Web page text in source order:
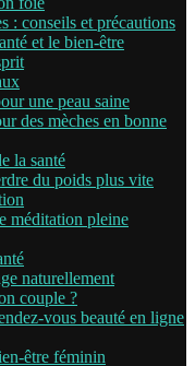
: conseils et précautions
et le bien-être
une peau saine
des mèches en bonne
la santé
du poids plus vite
méditation pleine
naturellement
couple ?
vous beauté en ligne
être féminin